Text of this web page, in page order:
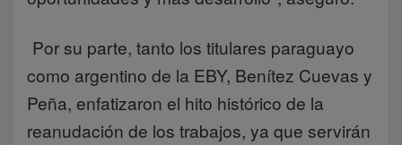
Por su parte, tanto los titulares paraguayo
como argentino de la EBY, Benítez Cuevas y
Peña, enfatizaron el hito histórico de la
reanudación de los trabajos, ya que servirán